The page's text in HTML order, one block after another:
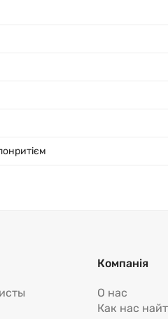
Компанія
О нас
Как нас